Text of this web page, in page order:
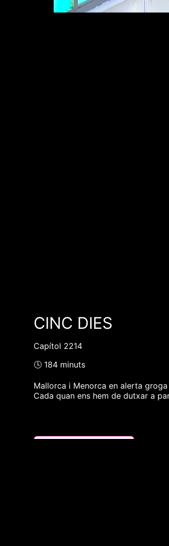
CINC DIES
Capítol 2214
🕓 184 minuts
Mallorca i Menorca en alerta
Cada quan ens hem de dutxar a